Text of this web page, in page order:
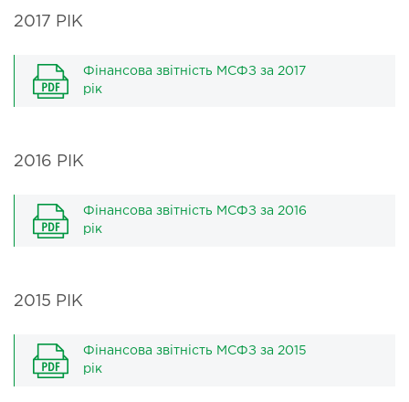
2017 РІК
Фінансова звітність МСФЗ за 2017
рік
2016 РІК
Фінансова звітність МСФЗ за 2016
рік
2015 РІК
Фінансова звітність МСФЗ за 2015
рік